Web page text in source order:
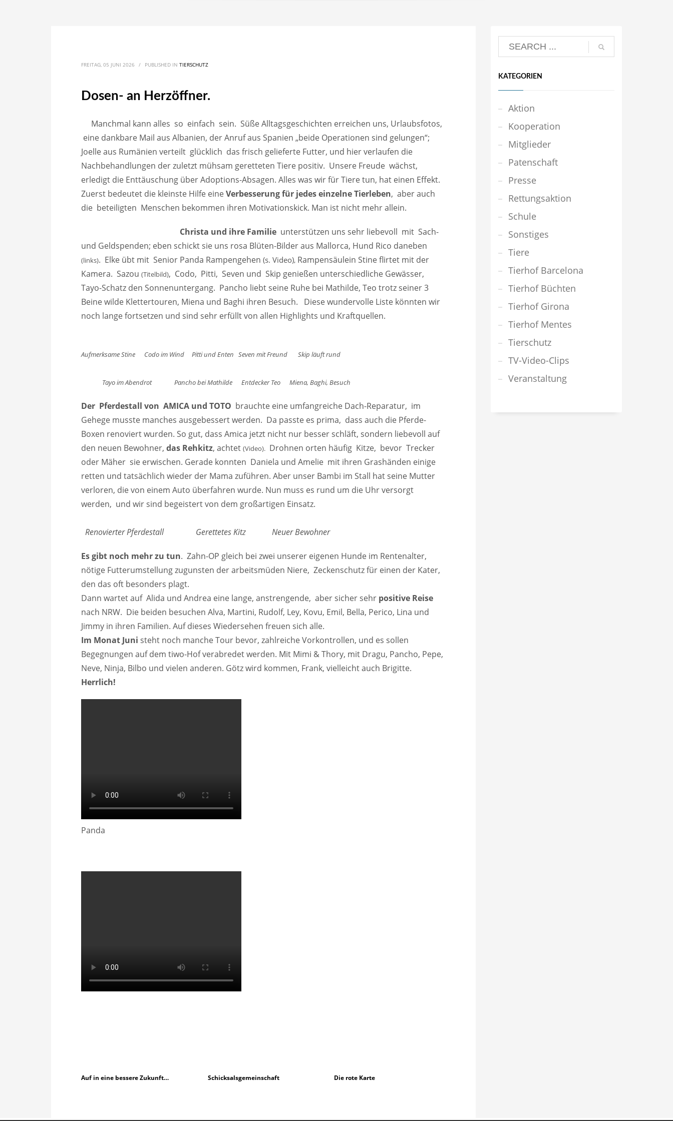
FREITAG, 05 JUNI 2026 / PUBLISHED IN TIERSCHUTZ
Dosen- an Herzöffner.
Manchmal kann alles so einfach sein. Süße Alltagsgeschichten erreichen uns, Urlaubsfotos,
eine dankbare Mail aus Albanien, der Anruf aus Spanien „beide Operationen sind gelungen“;
Joelle aus Rumänien verteilt glücklich das frisch gelieferte Futter, und hier verlaufen die
Nachbehandlungen der zuletzt mühsam geretteten Tiere positiv. Unsere Freude wächst,
erledigt die Enttäuschung über Adoptions-Absagen. Alles was wir für Tiere tun, hat einen Effekt.
Zuerst bedeutet die kleinste Hilfe eineVerbesserung für jedes einzelne Tierleben, aber auch
die beteiligten Menschen bekommen ihren Motivationskick. Man ist nicht mehr allein.
Christa und ihre Familie unterstützen uns sehr liebevoll mit Sach-
und Geldspenden; eben schickt sie uns rosa Blüten-Bilder aus Mallorca, Hund Rico daneben
(links). Elke übt mit Senior Panda Rampengehen (s. Video), Rampensäulein Stine flirtet mit der
Kamera. Sazou (Titelbild), Codo, Pitti, Seven und Skip genießen unterschiedliche Gewässer,
Tayo-Schatz den Sonnenuntergang. Pancho liebt seine Ruhe bei Mathilde, Teo trotz seiner 3
Beine wilde Klettertouren, Miena und Baghi ihren Besuch. Diese wundervolle Liste könnten wir
noch lange fortsetzen und sind sehr erfüllt von allen Highlights und Kraftquellen.
Aufmerksame Stine Codo im Wind Pitti und Enten Seven mit Freund Skip läuft rund
Tayo im Abendrot Pancho bei Mathilde Entdecker Teo Miena, Baghi, Besuch
Der Pferdestall von AMICA und TOTO brauchte eine umfangreiche Dach-Reparatur, im
Gehege musste manches ausgebessert werden. Da passte es prima, dass auch die Pferde-
Boxen renoviert wurden. So gut, dass Amica jetzt nicht nur besser schläft, sondern liebevoll auf
den neuen Bewohner, das Rehkitz, achtet (Video). Drohnen orten häufig Kitze, bevor Trecker
oder Mäher sie erwischen. Gerade konnten Daniela und Amelie mit ihren Grashänden einige
retten und tatsächlich wieder der Mama zuführen. Aber unser Bambi im Stall hat seine Mutter
verloren, die von einem Auto überfahren wurde. Nun muss es rund um die Uhr versorgt
werden, und wir sind begeistert von dem großartigen Einsatz.
Renovierter Pferdestall Gerettetes Kitz Neuer Bewohner
Es gibt noch mehr zu tun. Zahn-OP gleich bei zwei unserer eigenen Hunde im Rentenalter,
nötige Futterumstellung zugunsten der arbeitsmüden Niere, Zeckenschutz für einen der Kater,
den das oft besonders plagt.
Dann wartet auf Alida und Andrea eine lange, anstrengende, aber sicher sehr positive Reise
nach NRW. Die beiden besuchen Alva, Martini, Rudolf, Ley, Kovu, Emil, Bella, Perico, Lina und
Jimmy in ihren Familien. Auf dieses Wiedersehen freuen sich alle.
Im Monat Juni steht noch manche Tour bevor, zahlreiche Vorkontrollen, und es sollen
Begegnungen auf dem tiwo-Hof verabredet werden. Mit Mimi & Thory, mit Dragu, Pancho, Pepe,
Neve, Ninja, Bilbo und vielen anderen. Götz wird kommen, Frank, vielleicht auch Brigitte.
Herrlich!
Panda
Auf in eine bessere Zukunft… Schicksalsgemeinschaft Die rote Karte
KATEGORIEN
Aktion
Kooperation
Mitglieder
Patenschaft
Presse
Rettungsaktion
Schule
Sonstiges
Tiere
Tierhof Barcelona
Tierhof Büchten
Tierhof Girona
Tierhof Mentes
Tierschutz
TV-Video-Clips
Veranstaltung